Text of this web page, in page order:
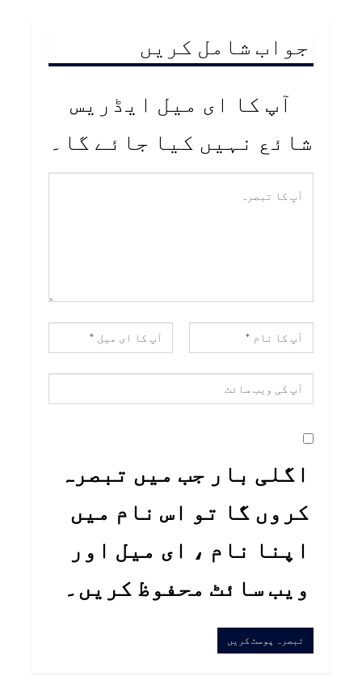
جواب شامل کریں
آپ کا ای میل ایڈریس
شائع نہیں کیا جائے گا۔
اگلی بار جب میں تبصرہ
کروں گا تو اس نام میں
اپنا نام ، ای میل اور
ویب سائٹ محفوظ کریں۔